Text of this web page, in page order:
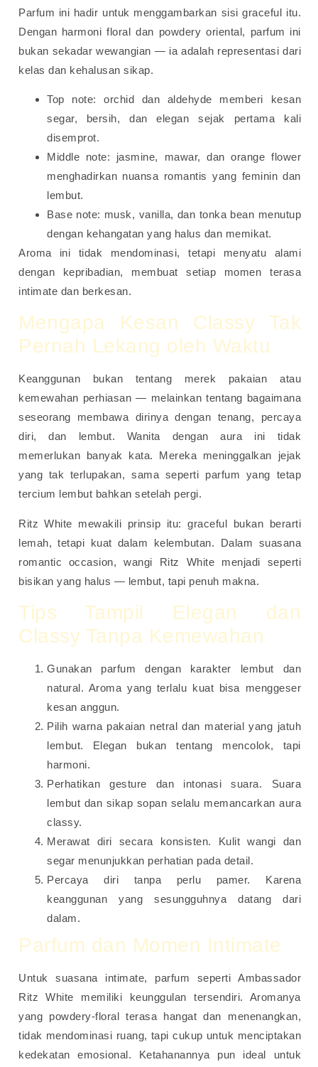
Parfum ini hadir untuk menggambarkan sisi graceful itu.
Dengan harmoni floral dan powdery oriental, parfum ini
bukan sekadar wewangian — ia adalah representasi dari
kelas dan kehalusan sikap.
Top note: orchid dan aldehyde memberi kesan
segar, bersih, dan elegan sejak pertama kali
disemprot.
Middle note: jasmine, mawar, dan orange flower
menghadirkan nuansa romantis yang feminin dan
lembut.
Base note: musk, vanilla, dan tonka bean menutup
dengan kehangatan yang halus dan memikat.
Aroma ini tidak mendominasi, tetapi menyatu alami
dengan kepribadian, membuat setiap momen terasa
intimate dan berkesan.
Mengapa Kesan Classy Tak
Pernah Lekang oleh Waktu
Keanggunan bukan tentang merek pakaian atau
kemewahan perhiasan — melainkan tentang bagaimana
seseorang membawa dirinya dengan tenang, percaya
diri, dan lembut. Wanita dengan aura ini tidak
memerlukan banyak kata. Mereka meninggalkan jejak
yang tak terlupakan, sama seperti parfum yang tetap
tercium lembut bahkan setelah pergi.
Ritz White mewakili prinsip itu: graceful bukan berarti
lemah, tetapi kuat dalam kelembutan. Dalam suasana
romantic occasion, wangi Ritz White menjadi seperti
bisikan yang halus — lembut, tapi penuh makna.
Tips Tampil Elegan dan
Classy Tanpa Kemewahan
Gunakan parfum dengan karakter lembut dan
natural. Aroma yang terlalu kuat bisa menggeser
kesan anggun.
Pilih warna pakaian netral dan material yang jatuh
lembut. Elegan bukan tentang mencolok, tapi
harmoni.
Perhatikan gesture dan intonasi suara. Suara
lembut dan sikap sopan selalu memancarkan aura
classy.
Merawat diri secara konsisten. Kulit wangi dan
segar menunjukkan perhatian pada detail.
Percaya diri tanpa perlu pamer. Karena
keanggunan yang sesungguhnya datang dari
dalam.
Parfum dan Momen Intimate
Untuk suasana intimate, parfum seperti Ambassador
Ritz White memiliki keunggulan tersendiri. Aromanya
yang powdery-floral terasa hangat dan menenangkan,
tidak mendominasi ruang, tapi cukup untuk menciptakan
kedekatan emosional. Ketahanannya pun ideal untuk